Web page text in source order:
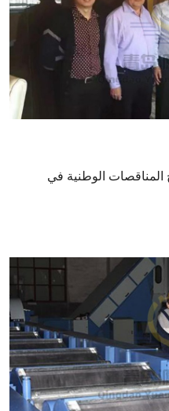
المناقصات الوطنية في